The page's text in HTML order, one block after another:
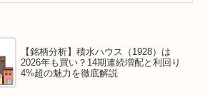
【銘柄分析】積水ハウス（1928）は
2026年も買い？14期連続増配と利回り
4%超の魅力を徹底解説